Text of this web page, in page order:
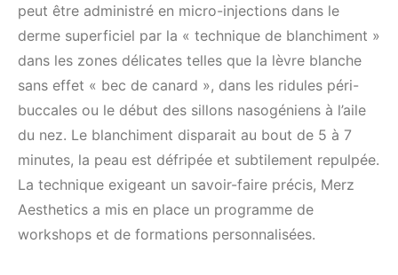
peut être administré en micro-injections dans le
derme superficiel par la « technique de blanchiment »
dans les zones délicates telles que la lèvre blanche
sans effet « bec de canard », dans les ridules péri-
buccales ou le début des sillons nasogéniens à l’aile
du nez. Le blanchiment disparait au bout de 5 à 7
minutes, la peau est défripée et subtilement repulpée.
La technique exigeant un savoir-faire précis, Merz
Aesthetics a mis en place un programme de
workshops et de formations personnalisées.